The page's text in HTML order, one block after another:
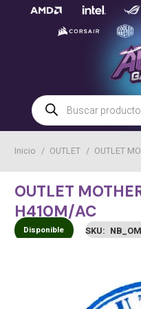
Búsqueda
de
productos
Inicio / OUTLET / OUTLET
OUTLET
H410M/AC
Disponible SKU: